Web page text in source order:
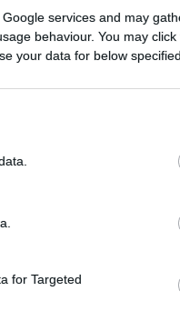
services and may
behaviour. You may
your data for below
for Targeted
Mellette
játékosok
Dorottya